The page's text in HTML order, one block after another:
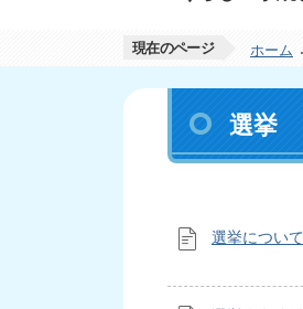
現在のページ ホーム
選挙
選挙について